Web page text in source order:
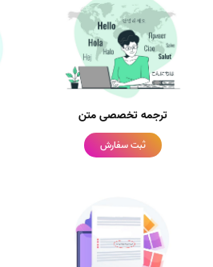
ترجمه تخصصی متن
ثبت سفارش